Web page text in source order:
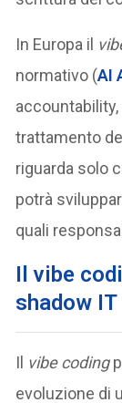
In Europa il
normativo (AI
trattamento
riguarda solo
potrà
quali
Il vibe
shadow IT
Il vibe coding
evoluzione di